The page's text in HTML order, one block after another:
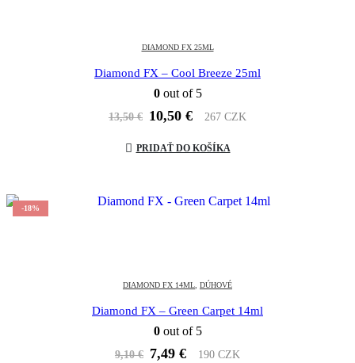
DIAMOND FX 25ML
Diamond FX – Cool Breeze 25ml
0out of 5
13,50€ Pôvodná
bola:
13,50 €.
10,50€Aktuálna
je:
10,50 €.
267 CZK
PRIDAŤ DO KOŠÍKA
-18%
DIAMOND FX 14ML, DÚHOVÉ
Diamond FX – Green Carpet 14ml
0out of 5
9,10€ Pôvodná
7,49€Aktuálna
190 CZK